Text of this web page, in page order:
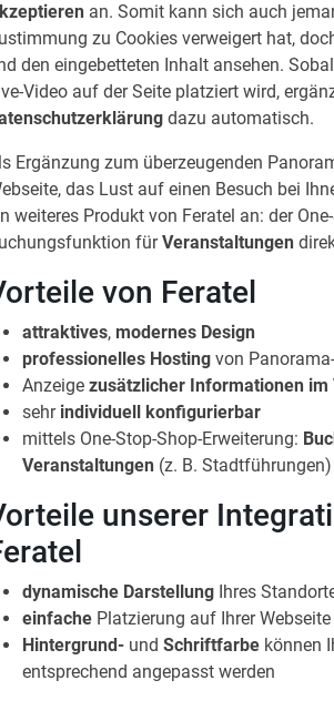
an. Somit kann sich auch
zu Cookies verweigert hat,
den eingebetteten Inhalt ansehen.
Video auf der Seite platziert wird,
dazu automatisch.
Ergänzung zum überzeugenden
das Lust auf einen Besuch bei
weiteres Produkt von Feratel an: der
fürVeranstaltungen
von Feratel
attraktives, modernes Design
professionelles Hosting von
Anzeigezusätzlicher Informationen im
sehr individuell konfigurierbar
mittels One-Stop-Shop-Erweiterung:
Veranstaltungen (z. B. Stadtführungen)
unserer
dynamische DarstellungIhres
einfache Platzierung auf Ihrer Webseite
Hintergrund-und Schriftfarbekönnen
entsprechend angepasst werden